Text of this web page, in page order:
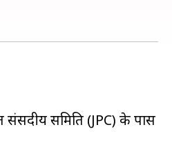
संसदीय समिति (JPC) के पास